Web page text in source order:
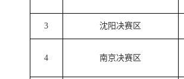
3 沈阳决赛区
4 南京决赛区